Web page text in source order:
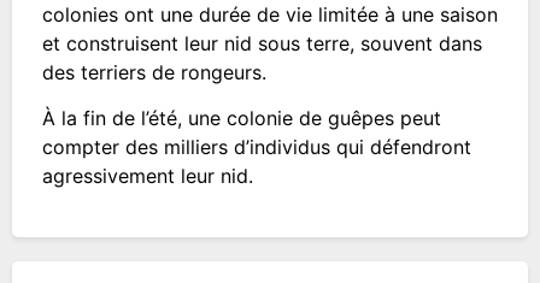
colonies ont une durée de vie limitée à une saison
et construisent leur nid sous terre, souvent dans
des terriers de rongeurs.
À la fin de l’été, une colonie de guêpes peut
compter des milliers d’individus qui défendront
agressivement leur nid.